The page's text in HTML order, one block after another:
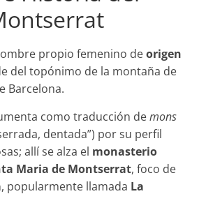
propio femenino deorigen
del topónimo de la montaña de
Barcelona.
como traducción demons
dentada”) por su perfil
allí se alza el monasterio
Maria de Montserrat, foco de
popularmente llamada La